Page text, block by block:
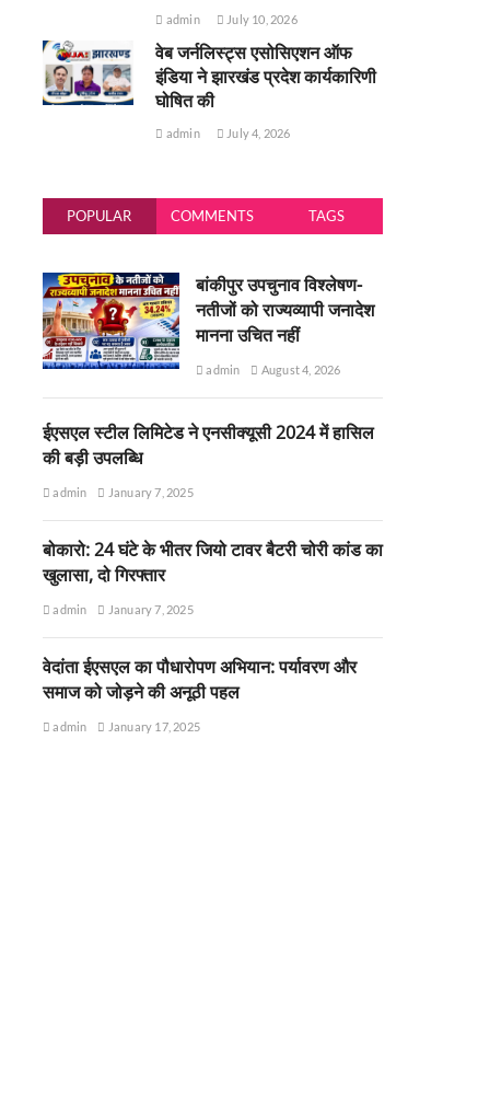
admin July 10, 2026
वेब जर्नलिस्ट्स एसोसिएशन ऑफ
इंडिया ने झारखंड प्रदेश कार्यकारिणी
घोषित की
admin July 4, 2026
POPULAR COMMENTS TAGS
बांकीपुर उपचुनाव विश्लेषण-
नतीजों को राज्यव्यापी जनादेश
मानना उचित नहीं
admin August 4, 2026
ईएसएल स्टील लिमिटेड ने एनसीक्यूसी 2024 में हासिल
की बड़ी उपलब्धि
admin January 7, 2025
बोकारो: 24 घंटे के भीतर जियो टावर बैटरी चोरी कांड का
खुलासा, दो गिरफ्तार
admin January 7, 2025
वेदांता ईएसएल का पौधारोपण अभियान: पर्यावरण और
समाज को जोड़ने की अनूठी पहल
admin January 17, 2025